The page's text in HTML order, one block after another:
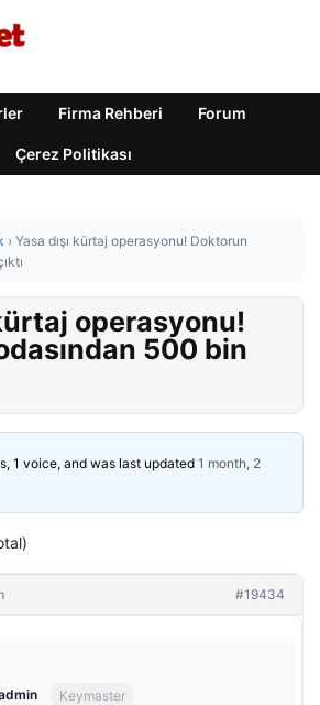
Firma Rehberi Forum
Çerez Politikası
› Yasa dışı kürtaj operasyonu! Doktorun
operasyonu!
500 bin
1 voice, and was last updated 1 month, 2
#19434
Keymaster